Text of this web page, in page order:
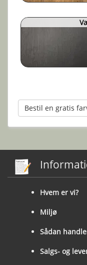
Bestil en gratis
Hvem er vi?
Miljø
Sådan
Salgs- og